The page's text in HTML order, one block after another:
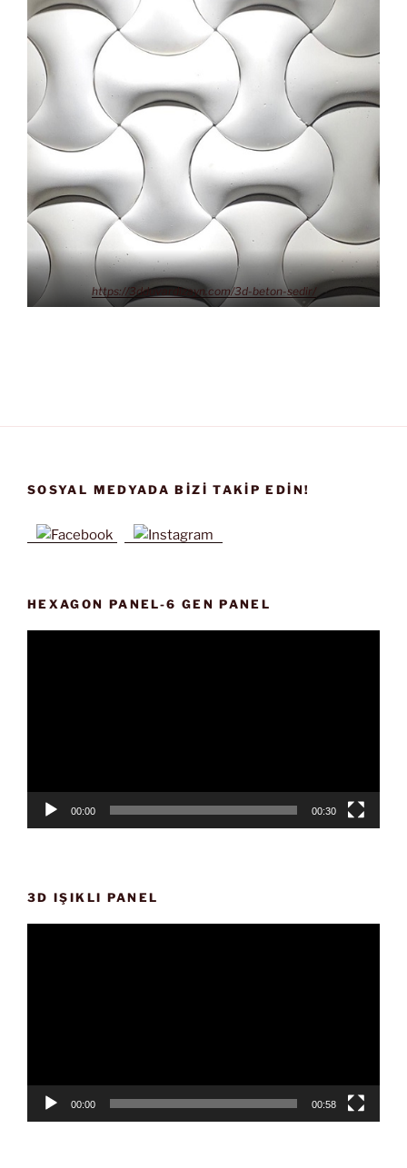
https://3dduvardizayn.com/3d-beton-sedir/
SOSYAL MEDYADA BIZI TAKIP EDIN!
HEXAGON PANEL-6 GEN PANEL
00:00 00:30
3D IŞIKLI PANEL
00:00 00:58